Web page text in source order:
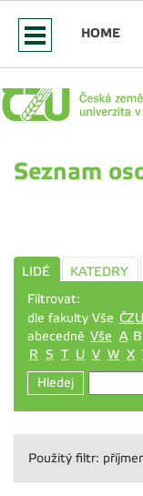
HOME
Seznam
LIDÉ KATEDRY
Filtrovat:
dle fakulty Vše ČZU
abecedně Vše A B
R S T U V W X
Hledej
Použitý filtr: